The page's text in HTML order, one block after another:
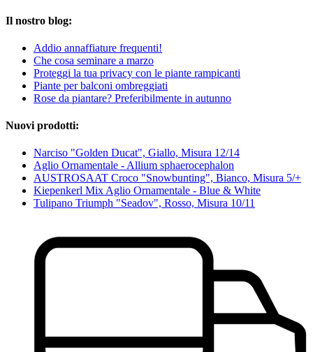
Il nostro blog:
Addio annaffiature frequenti!
Che cosa seminare a marzo
Proteggi la tua privacy con le piante rampicanti
Piante per balconi ombreggiati
Rose da piantare? Preferibilmente in autunno
Nuovi prodotti:
Narciso "Golden Ducat", Giallo, Misura 12/14
Aglio Ornamentale - Allium sphaerocephalon
AUSTROSAAT Croco "Snowbunting", Bianco, Misura 5/+
Kiepenkerl Mix Aglio Ornamentale - Blue & White
Tulipano Triumph "Seadov", Rosso, Misura 10/11